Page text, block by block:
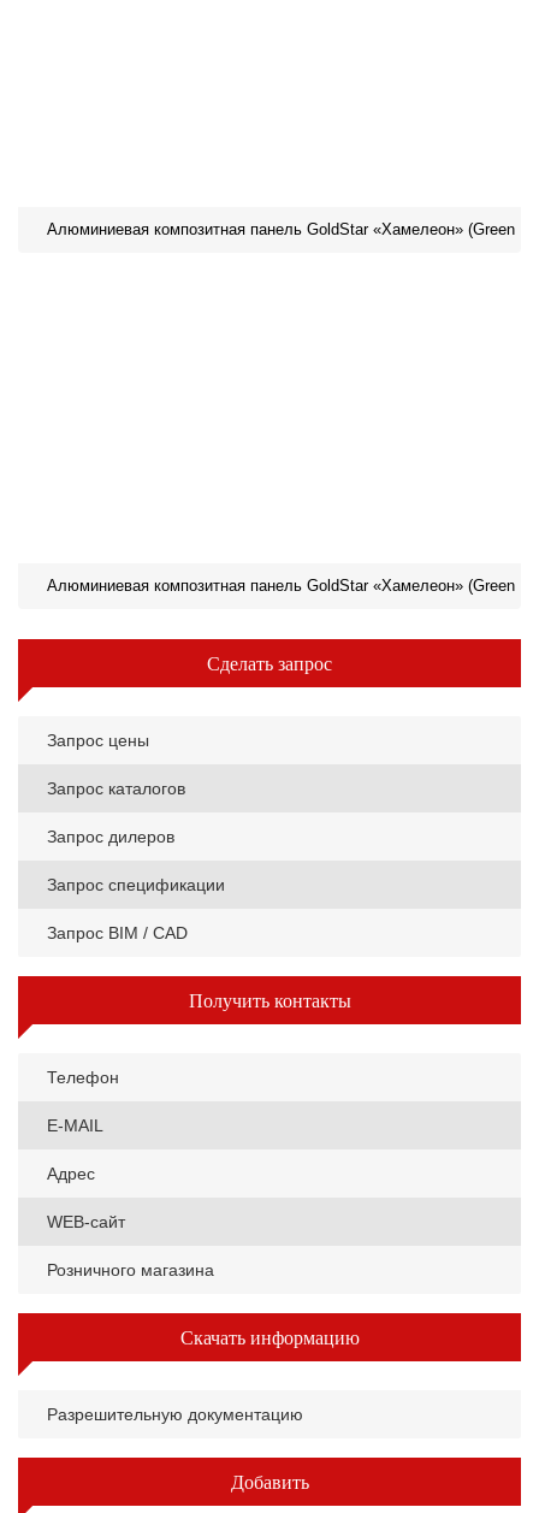
Алюминиевая композитная панель GoldStar «Хамелеон» (Green
Алюминиевая композитная панель GoldStar «Хамелеон» (Green
Сделать запрос
Запрос цены
Запрос каталогов
Запрос дилеров
Запрос спецификации
Запрос BIM / CAD
Получить контакты
Телефон
E-MAIL
Адрес
WEB-сайт
Розничного магазина
Скачать информацию
Разрешительную документацию
Добавить